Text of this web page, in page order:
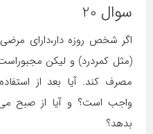
سوال 20
اگر شخص روزه دار،دارای
(مثل کمردرد) و لیکن
مصرف کند. آیا بعد از
واجب است؟ و آیا از صبح می
بدهد؟